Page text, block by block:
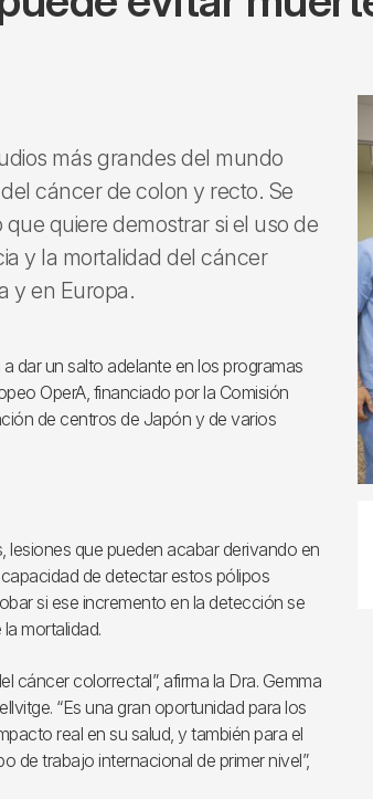
más grandes del mundo
cáncer de colon y recto. Se
quiere demostrar si el uso de
y la mortalidad del cáncer
y en Europa.
dar un salto adelante en los programas
OperA, financiado por la Comisión
de centros de Japón y de varios
que pueden acabar derivando en
de detectar estos pólipos
si ese incremento en la detección se
mortalidad.
cáncer colorrectal”, afirma la Dra. Gemma
“Es una gran oportunidad para los
real en su salud, y también para el
de trabajo internacional de primer nivel”,